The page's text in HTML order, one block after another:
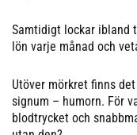
Samtidigt lockar ibland
lön varje månad och
Utöver mörkret finns
signum – humorn. För
blodtrycket och